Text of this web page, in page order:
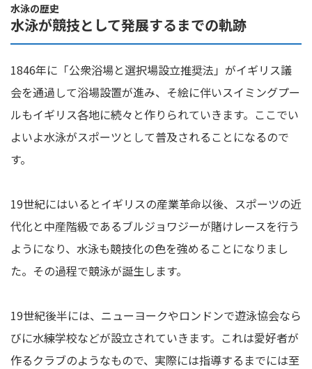
水泳の歴史
水泳が競技として発展するまでの軌跡
1846年に「公衆浴場と選択場設立推奨法」がイギリス議
会を通過して浴場設置が進み、そ絵に伴いスイミングプー
ルもイギリス各地に続々と作りられていきます。ここでい
よいよ水泳がスポーツとして普及されることになるので
す。
19世紀にはいるとイギリスの産業革命以後、スポーツの近
代化と中産階級であるブルジョワジーが賭けレースを行う
ようになり、水泳も競技化の色を強めることになりまし
た。その過程で競泳が誕生します。
19世紀後半には、ニューヨークやロンドンで遊泳協会なら
びに水練学校などが設立されていきます。これは愛好者が
作るクラブのようなもので、実際には指導するまでには至